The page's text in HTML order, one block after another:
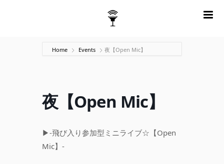
Home Events 夜【Open Mic】
夜【Open Mic】
▶-飛び入り参加型ミニライブ☆【Open
Mic】-